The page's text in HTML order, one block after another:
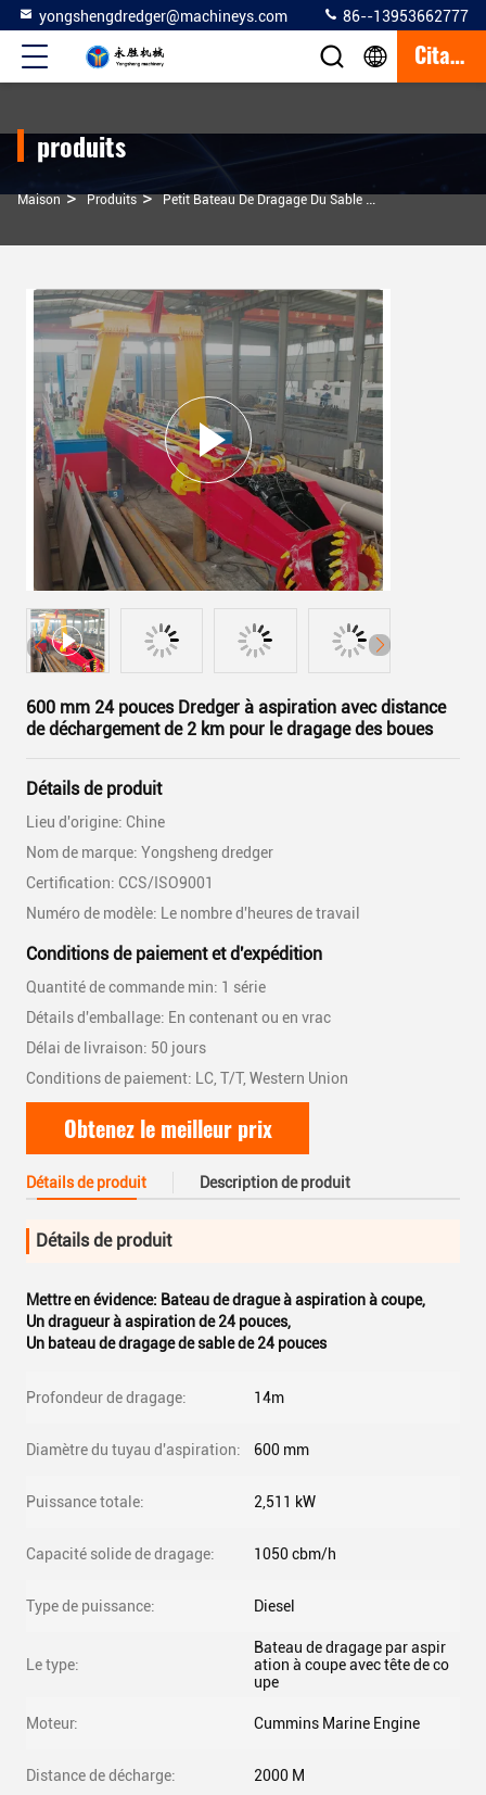
yongshengdredger@machineys.com 86--13953662777
Citation
produits
Maison > Produits > Petit Bateau De Dragage Du Sable >
600 mm 24 pouces Dredger à aspiration avec distance
de déchargement de 2 km pour le dragage des boues
Détails de produit
Lieu d'origine: Chine
Nom de marque: Yongsheng dredger
Certification: CCS/ISO9001
Numéro de modèle: Le nombre d'heures de travail
Conditions de paiement et d'expédition
Quantité de commande min: 1 série
Détails d'emballage: En contenant ou en vrac
Délai de livraison: 50 jours
Conditions de paiement: LC, T/T, Western Union
Obtenez le meilleur prix
Détails de produit Description de produit
Détails de produit
Mettre en évidence: Bateau de drague à aspiration à coupe,
Un dragueur à aspiration de 24 pouces,
Un bateau de dragage de sable de 24 pouces
Profondeur de dragage: 14m
Diamètre du tuyau d'aspiration: 600 mm
Puissance totale: 2,511 kW
Capacité solide de dragage: 1050 cbm/h
Type de puissance: Diesel
Le type:
Bateau de dragage par aspir
ation à coupe avec tête de co
upe
Moteur: Cummins Marine Engine
Distance de décharge: 2000 M